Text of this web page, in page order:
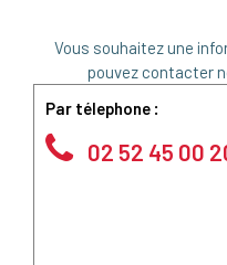
Vous souhaitez une
pouvez contacter
Par télephone :
02 52 45 00